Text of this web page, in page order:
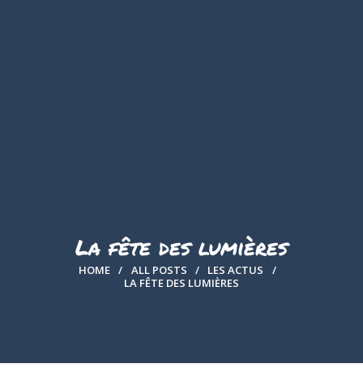
La fête des lumières
HOME ALL POSTS
LES ACTUS
LA FÊTE DES LUMIÈRES
CONTACT